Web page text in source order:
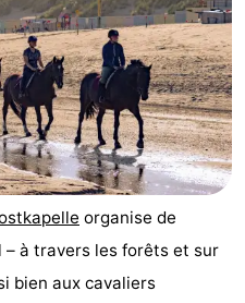
organise de
– à travers les forêts et sur
bien aux cavaliers